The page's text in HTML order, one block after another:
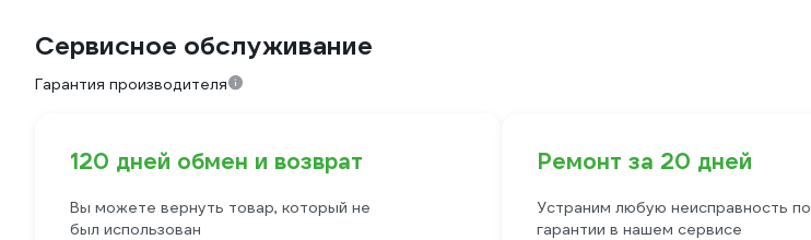
Сервисное обслуживание
Гарантия производителя
120 дней обмен и возврат
Вы можете вернуть товар, который не
был использован
Ремонт за 20 дней
Устраним любую неисправность по
гарантии в нашем сервисе